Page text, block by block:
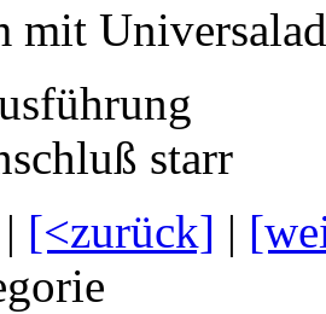
mit
starr
| [<zurück] |